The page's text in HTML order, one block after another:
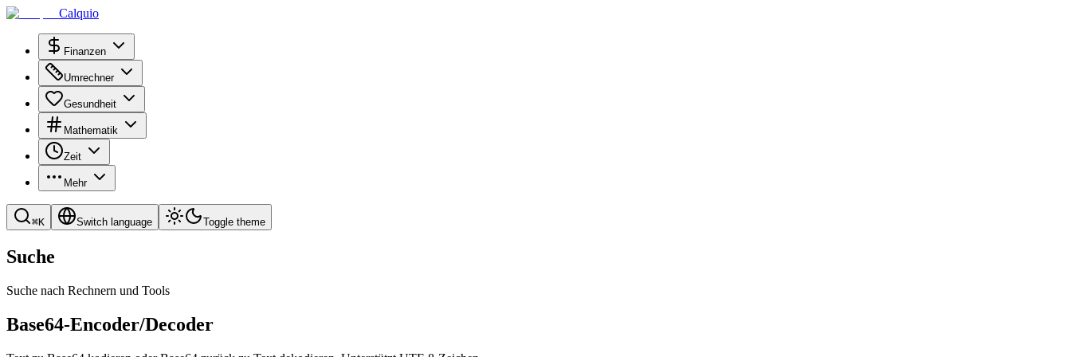
Calquio
Finanzen
Umrechner
Gesundheit
Mathematik
Zeit
Mehr
⌘K Switch language Toggle theme
Suche
Suche nach Rechnern und Tools
Base64-Encoder/Decoder